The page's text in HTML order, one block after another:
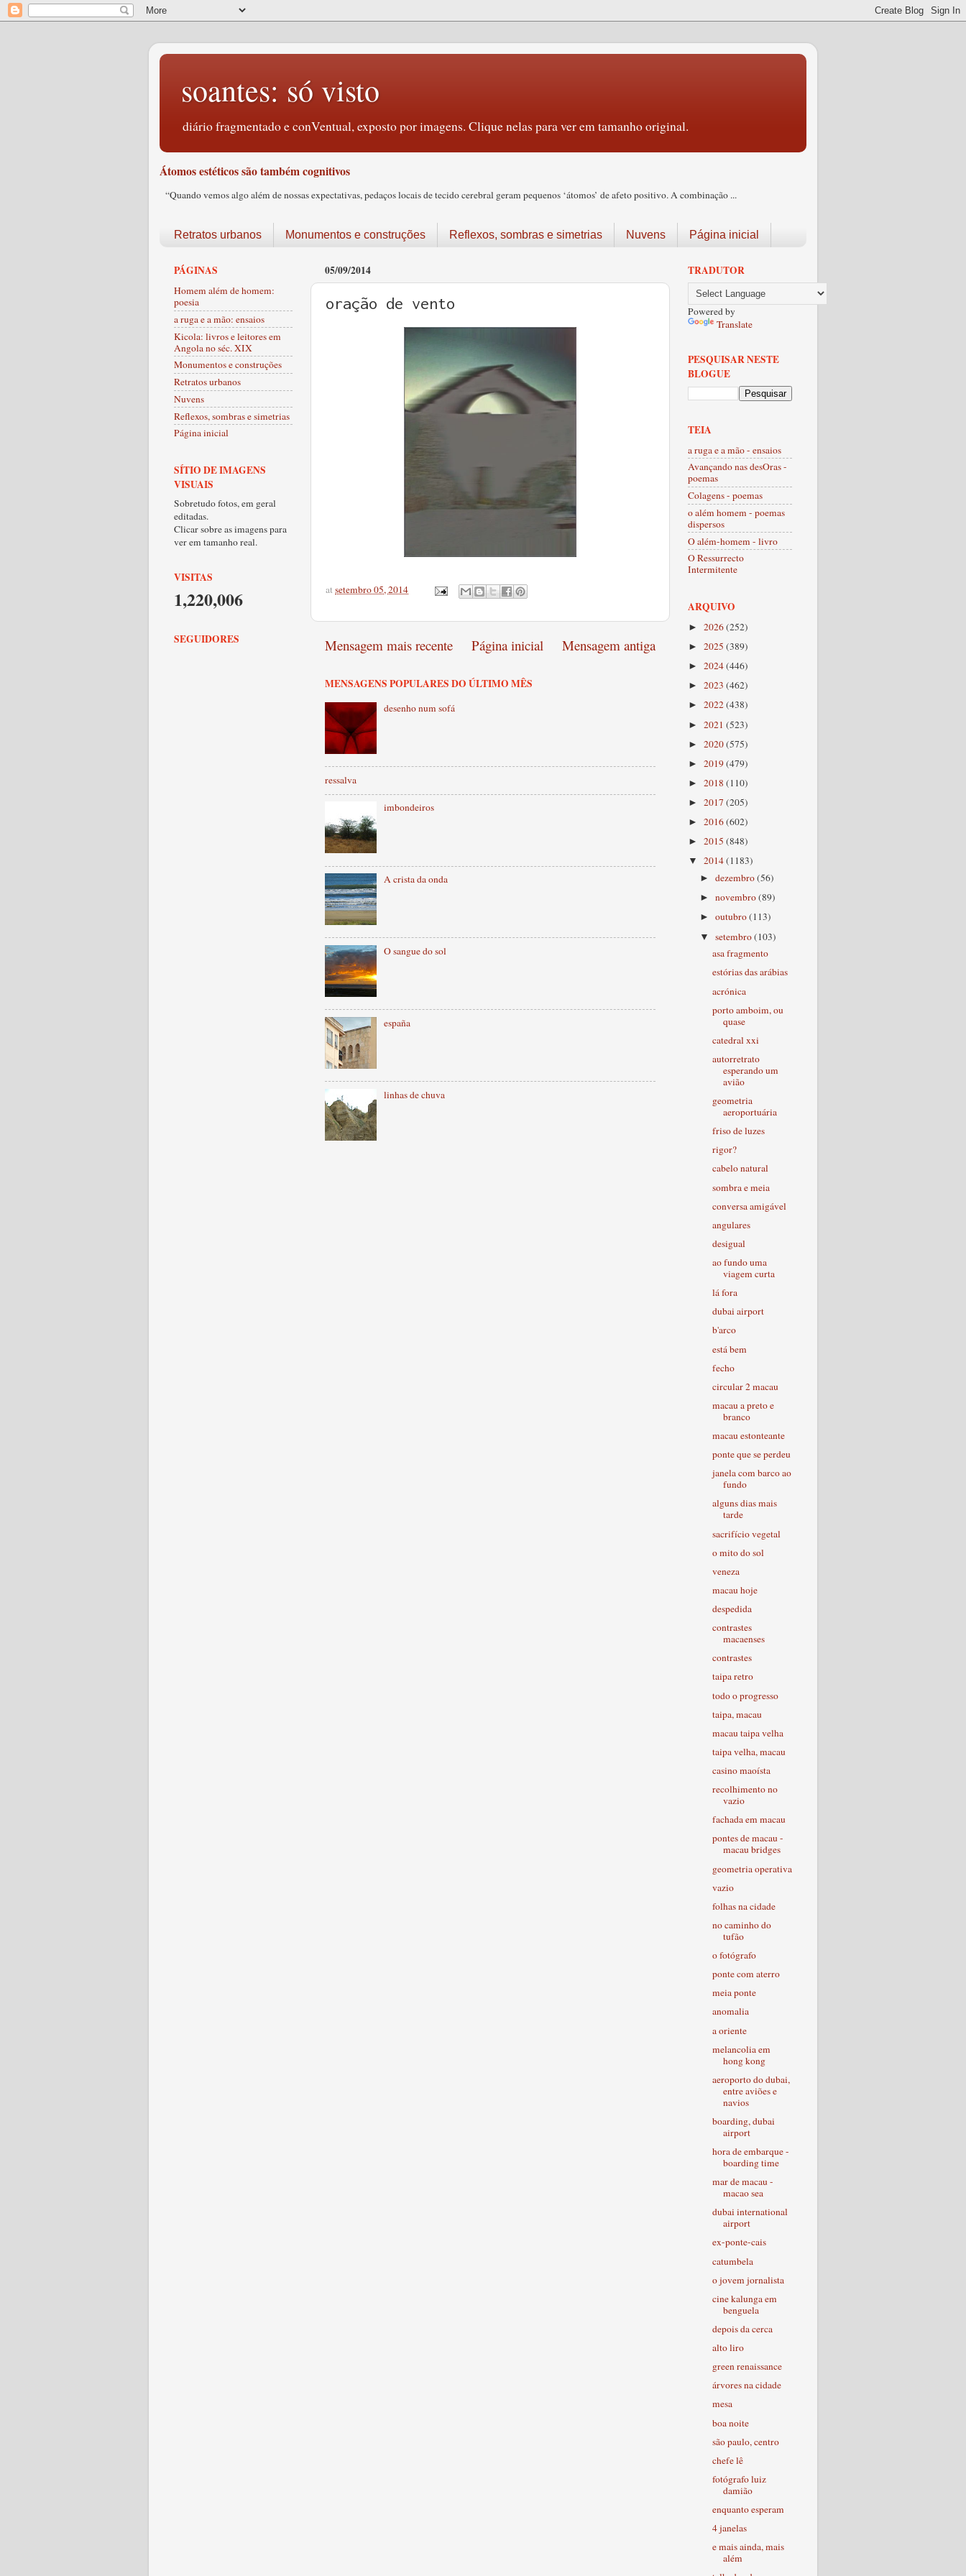
soantes: só visto
diário fragmentado e conVentual, exposto por imagens. Clique nelas para ver em tamanho original.
Átomos estéticos são também cognitivos
“Quando vemos algo além de nossas expectativas, pedaços locais de tecido cerebral geram pequenos ‘átomos’ de afeto positivo. A combinação ...
Retratos urbanos Monumentos e construções Reflexos, sombras e simetrias Nuvens Página inicial
05/09/2014
oração de vento
atsetembro 05, 2014
Mensagem mais recente Mensagem antiga
Página inicial
MENSAGENS POPULARES DO ÚLTIMO MÊS
desenho num sofá
ressalva
imbondeiros
A crista da onda
O sangue do sol
españa
linhas de chuva
PÁGINAS
Homem além de homem:
poesia
a ruga e a mão: ensaios
Kicola: livros e leitores em
Angola no séc. XIX
Monumentos e construções
Retratos urbanos
Nuvens
Reflexos, sombras e simetrias
Página inicial
SÍTIO DE IMAGENS
VISUAIS
Sobretudo fotos, em geral
editadas.
Clicar sobre as imagens para
ver em tamanho real.
VISITAS
1,220,006
SEGUIDORES
TRADUTOR
Powered by
Translate
PESQUISAR NESTE
BLOGUE
TEIA
a ruga e a mão - ensaios
Avançando nas desOras -
poemas
Colagens - poemas
o além homem - poemas
dispersos
O além-homem - livro
O Ressurrecto
Intermitente
ARQUIVO
► 2026(252)
► 2025 (389)
► 2024(446)
► 2023 (462)
► 2022(438)
► 2021 (523)
► 2020(575)
► 2019(479)
► 2018 (110)
► 2017 (205)
► 2016(602)
► 2015 (848)
▼ 2014(1183)
►dezembro(56)
►novembro(89)
►outubro(113)
▼setembro(103)
asa fragmento
estórias das arábias
acrónica
porto amboim, ou
quase
catedral xxi
autorretrato
esperando um
avião
geometria
aeroportuária
friso de luzes
rigor?
cabelo natural
sombra e meia
conversa amigável
angulares
desigual
ao fundo uma
viagem curta
lá fora
dubai airport
b'arco
está bem
fecho
circular 2 macau
macau a preto e
branco
macau estonteante
ponte que se perdeu
janela com barco ao
fundo
alguns dias mais
tarde
sacrifício vegetal
o mito do sol
veneza
macau hoje
despedida
contrastes
macaenses
contrastes
taipa retro
todo o progresso
taipa, macau
macau taipa velha
taipa velha, macau
casino maoísta
recolhimento no
vazio
fachada em macau
pontes de macau -
macau bridges
geometria operativa
vazio
folhas na cidade
no caminho do
tufão
o fotógrafo
ponte com aterro
meia ponte
anomalia
a oriente
melancolia em
hong kong
aeroporto do dubai,
entre aviões e
navios
boarding, dubai
airport
hora de embarque -
boarding time
mar de macau -
macao sea
dubai international
airport
ex-ponte-cais
catumbela
o jovem jornalista
cine kalunga em
benguela
depois da cerca
alto liro
green renaissance
árvores na cidade
mesa
boa noite
são paulo, centro
chefe lê
fotógrafo luiz
damião
enquanto esperam
4 janelas
e mais ainda, mais
além